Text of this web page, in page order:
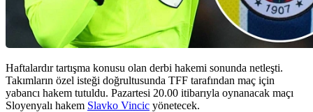
Haftalardır tartışma konusu olan derbi hakemi sonunda netleşti.
Takımların özel isteği doğrultusunda TFF tarafından maç için
yabancı hakem tutuldu. Pazartesi 20.00 itibarıyla oynanacak maçı
Sloyenyalı hakem Slavko Vincic yönetecek.